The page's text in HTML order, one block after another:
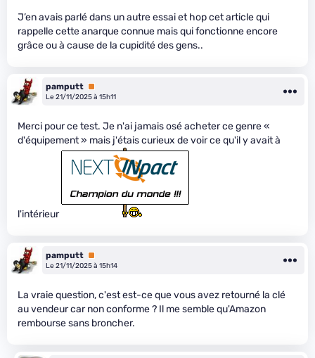
J’en avais parlé dans un autre essai et hop cet article qui
rappelle cette anarque connue mais qui fonctionne encore
grâce ou à cause de la cupidité des gens..
pamputt Premium
Le 21/11/2025 à 15h11
Merci pour ce test. Je n'ai jamais osé acheter ce genre «
d'équipement » mais j'étais curieux de voir ce qu'il y avait à
l'intérieur
pamputt Premium
Le 21/11/2025 à 15h14
La vraie question, c'est est-ce que vous avez retourné la clé
au vendeur car non conforme ? Il me semble qu'Amazon
rembourse sans broncher.